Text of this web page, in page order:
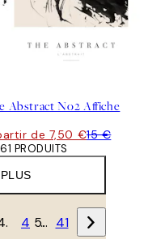
Abstract No2 Affiche
de 7,50 €15 €
PRODUITS
4 … 41